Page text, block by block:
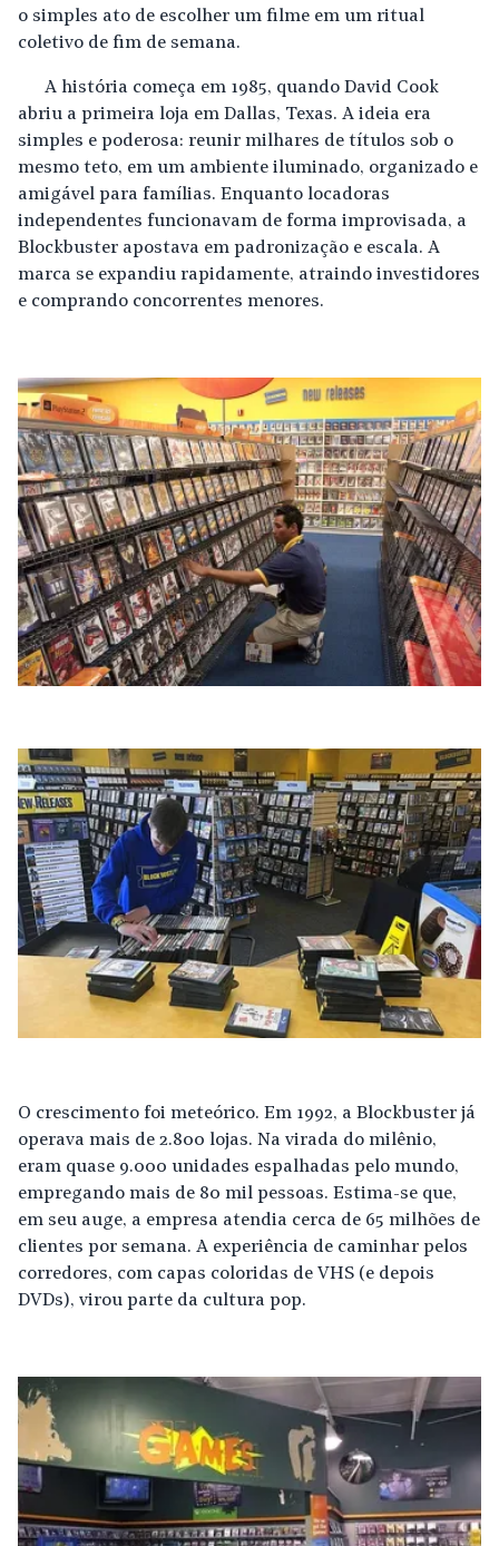
o simples ato de escolher um filme em um ritual
coletivo de fim de semana.
A história começa em 1985, quando David Cook
abriu a primeira loja em Dallas, Texas. A ideia era
simples e poderosa: reunir milhares de títulos sob o
mesmo teto, em um ambiente iluminado, organizado e
amigável para famílias. Enquanto locadoras
independentes funcionavam de forma improvisada, a
Blockbuster apostava em padronização e escala. A
marca se expandiu rapidamente, atraindo investidores
e comprando concorrentes menores.
O crescimento foi meteórico. Em 1992, a Blockbuster já
operava mais de 2.800 lojas. Na virada do milênio,
eram quase 9.000 unidades espalhadas pelo mundo,
empregando mais de 80 mil pessoas. Estima-se que,
em seu auge, a empresa atendia cerca de 65 milhões de
clientes por semana. A experiência de caminhar pelos
corredores, com capas coloridas de VHS (e depois
DVDs), virou parte da cultura pop.